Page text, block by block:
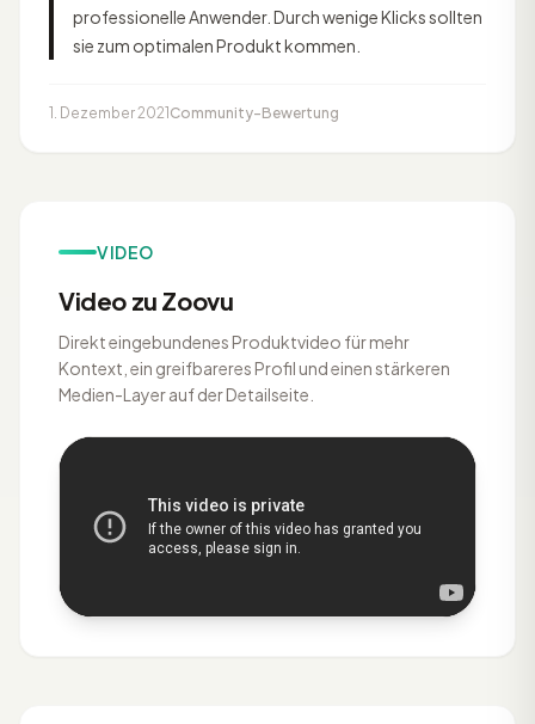
professionelle Anwender. Durch wenige Klicks sollten
sie zum optimalen Produkt kommen.
1. Dezember 2021 Community-Bewertung
VIDEO
Video zu Zoovu
Direkt eingebundenes Produktvideo für mehr
Kontext, ein greifbareres Profil und einen stärkeren
Medien-Layer auf der Detailseite.